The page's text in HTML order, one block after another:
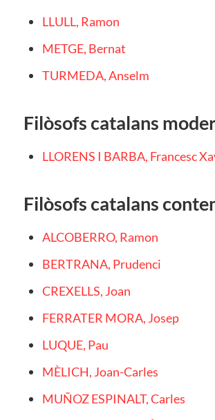
LLULL, Ramon
METGE, Bernat
TURMEDA, Anselm
Filòsofs catalans
LLORENS I BARBA, Francesc
Filòsofs catalans
ALCOBERRO, Ramon
BERTRANA, Prudenci
CREXELLS, Joan
FERRATER MORA, Josep
LUQUE, Pau
MÈLICH, Joan-Carles
MUÑOZ ESPINALT, Carles